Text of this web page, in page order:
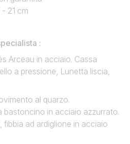
- 21 cm
:
Arceau in acciaio. Cassa
a pressione, Lunetta liscia,
al quarzo.
bastoncino in acciaio azzurrato.
fibbia ad ardiglione in acciaio